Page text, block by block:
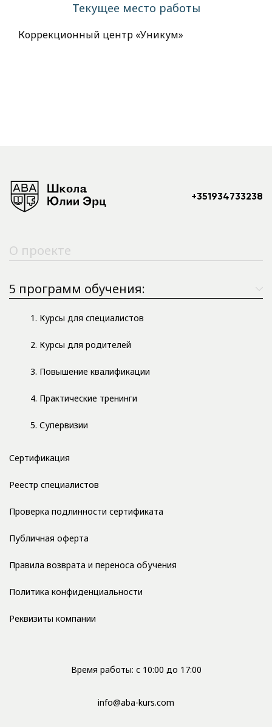
Текущее место работы
Коррекционный центр «Уникум»
+351934733238
О проекте
5 программ обучения:
1. Курсы для специалистов
2. Курсы для родителей
3. Повышение квалификации
4. Практические тренинги
5. Супервизии
Сертификация
Реестр специалистов
Проверка подлинности сертификата
Публичная оферта
Правила возврата и переноса обучения
Политика конфиденциальности
Реквизиты компании
Время работы: с 10:00 до 17:00
info@aba-kurs.com